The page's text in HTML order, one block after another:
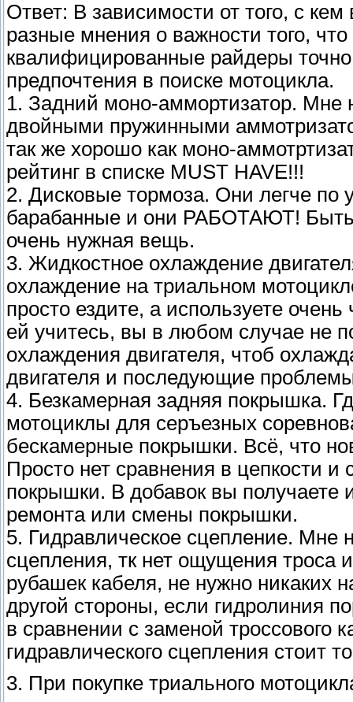
Ответ: В зависимости от того, с
разные мнения о важности того,
квалифицированные райдеры точно
предпочтения в поиске мотоцикла.
1. Задний моно-аммортизатор. Мне
двойными пружинными
так же хорошо как моно-
рейтинг в списке MUST HAVE!!!
2. Дисковые тормоза. Они легче по
барабанные и они РАБОТАЮТ! Быть
очень нужная вещь.
3. Жидкостное охлаждение
охлаждение на триальном
просто ездите, а используете
ей учитесь, вы в любом случае не
охлаждения двигателя, чтоб
двигателя и последующие
4. Безкамерная задняя покрышка.
мотоциклы для серъезных
бескамерные покрышки. Всё, что
Просто нет сравнения в цепкости
покрышки. В добавок вы получаете
ремонта или смены покрышки.
5. Гидравлическое сцепление. Мне
сцепления, тк нет ощущения троса
рубашек кабеля, не нужно никаких
другой стороны, если гидролиния
в сравнении с заменой троссового
гидравлического сцепления стоит
3. При покупке триального